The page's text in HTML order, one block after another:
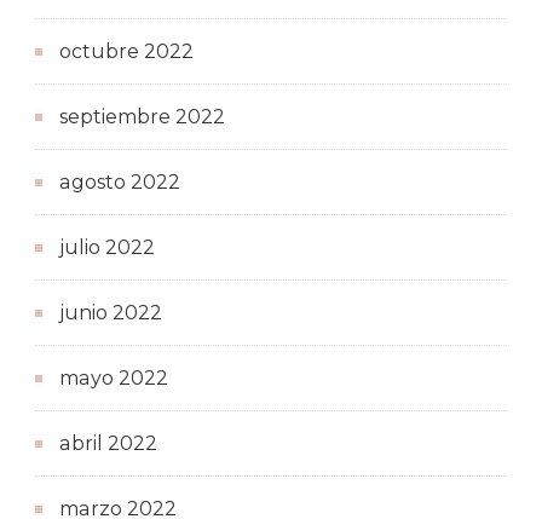
octubre 2022
septiembre 2022
agosto 2022
julio 2022
junio 2022
mayo 2022
abril 2022
marzo 2022